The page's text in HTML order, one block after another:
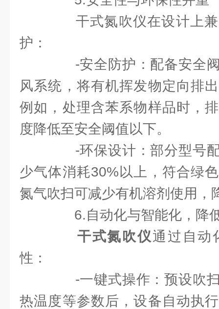
干式氮吹仪在设计上兼
护：
-安全防护：配备安全阀
风系统，将有机挥发物定向排
例如，处理含苯系物样品时，
度降低至安全阈值以下。
-环保设计：部分型号配
少气体消耗30%以上，符合绿
氮气吹扫可减少有机溶剂使用，
6.自动化与智能化，降
干式氮吹仪通过自动
性：
-一键式操作：预设吹扫
热温度等参数后，设备自动执